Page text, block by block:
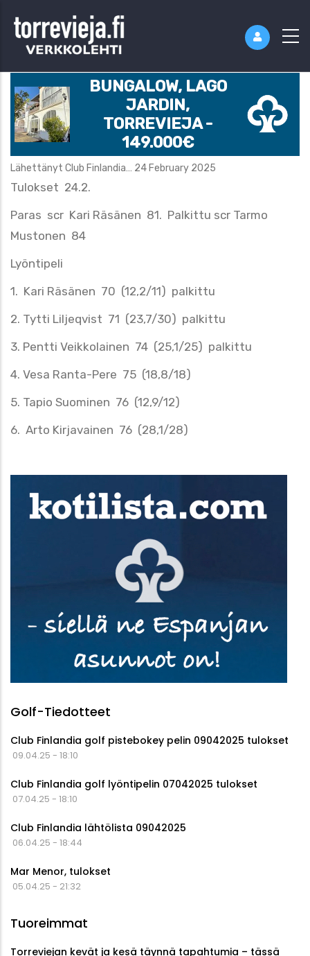
BUNGALOW, LAGO
JARDIN,
TORREVIEJA -
149.000€
Lähettänyt Club Finlandia… 24 February 2025
Tulokset 24.2.
Paras scr Kari Räsänen 81. Palkittu scr Tarmo
Mustonen 84
Lyöntipeli
1. Kari Räsänen 70 (12,2/11) palkittu
2. Tytti Liljeqvist 71 (23,7/30) palkittu
3. Pentti Veikkolainen 74 (25,1/25) palkittu
4. Vesa Ranta-Pere 75 (18,8/18)
5. Tapio Suominen 76 (12,9/12)
6. Arto Kirjavainen 76 (28,1/28)
Golf-Tiedotteet
Club Finlandia golf pistebokey pelin 09042025 tulokset
09.04.25 - 18:10
Club Finlandia golf lyöntipelin 07042025 tulokset
07.04.25 - 18:10
Club Finlandia lähtölista 09042025
06.04.25 - 18:44
Mar Menor, tulokset
05.04.25 - 21:32
Tuoreimmat
Torreviejan kevät ja kesä täynnä tapahtumia – tässä